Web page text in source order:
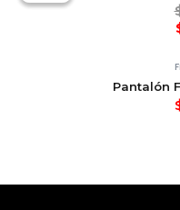
Pantalón